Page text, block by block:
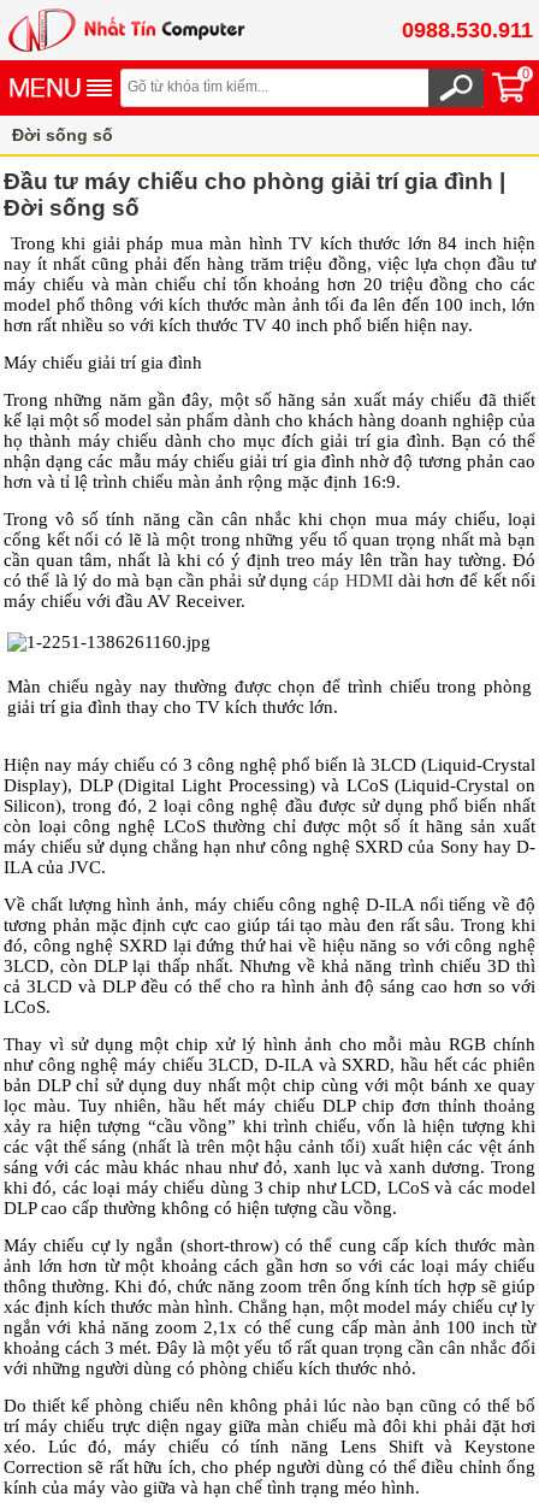
0988.530.911
0
Đời sống số
Đầu tư máy chiếu cho phòng giải trí gia đình |
Đời sống số
Trong khi giải pháp mua màn hình TV kích thước lớn 84 inch hiện
nay ít nhất cũng phải đến hàng trăm triệu đồng, việc lựa chọn đầu tư
máy chiếu và màn chiếu chỉ tốn khoảng hơn 20 triệu đồng cho các
model phổ thông với kích thước màn ảnh tối đa lên đến 100 inch, lớn
hơn rất nhiều so với kích thước TV 40 inch phổ biến hiện nay.
Máy chiếu giải trí gia đình
Trong những năm gần đây, một số hãng sản xuất máy chiếu đã thiết
kế lại một số model sản phẩm dành cho khách hàng doanh nghiệp của
họ thành máy chiếu dành cho mục đích giải trí gia đình. Bạn có thể
nhận dạng các mẫu máy chiếu giải trí gia đình nhờ độ tương phản cao
hơn và tỉ lệ trình chiếu màn ảnh rộng mặc định 16:9.
Trong vô số tính năng cần cân nhắc khi chọn mua máy chiếu, loại
cổng kết nối có lẽ là một trong những yếu tố quan trọng nhất mà bạn
cần quan tâm, nhất là khi có ý định treo máy lên trần hay tường. Đó
có thể là lý do mà bạn cần phải sử dụngcáp HDMIdài hơn để kết nối
máy chiếu với đầu AV Receiver.
Màn chiếu ngày nay thường được chọn để trình chiếu trong phòng
giải trí gia đình thay cho TV kích thước lớn.
Hiện nay máy chiếu có 3 công nghệ phổ biến là 3LCD (Liquid-Crystal
Display), DLP (Digital Light Processing) và LCoS (Liquid-Crystal on
Silicon), trong đó, 2 loại công nghệ đầu được sử dụng phổ biến nhất
còn loại công nghệ LCoS thường chỉ được một số ít hãng sản xuất
máy chiếu sử dụng chẳng hạn như công nghệ SXRD của Sony hay D-
ILA của JVC.
Về chất lượng hình ảnh, máy chiếu công nghệ D-ILA nổi tiếng về độ
tương phản mặc định cực cao giúp tái tạo màu đen rất sâu. Trong khi
đó, công nghệ SXRD lại đứng thứ hai về hiệu năng so với công nghệ
3LCD, còn DLP lại thấp nhất. Nhưng về khả năng trình chiếu 3D thì
cả 3LCD và DLP đều có thể cho ra hình ảnh độ sáng cao hơn so với
LCoS.
Thay vì sử dụng một chip xử lý hình ảnh cho mỗi màu RGB chính
như công nghệ máy chiếu 3LCD, D-ILA và SXRD, hầu hết các phiên
bản DLP chỉ sử dụng duy nhất một chip cùng với một bánh xe quay
lọc màu. Tuy nhiên, hầu hết máy chiếu DLP chip đơn thỉnh thoảng
xảy ra hiện tượng “cầu vồng” khi trình chiếu, vốn là hiện tượng khi
các vật thể sáng (nhất là trên một hậu cảnh tối) xuất hiện các vệt ánh
sáng với các màu khác nhau như đỏ, xanh lục và xanh dương. Trong
khi đó, các loại máy chiếu dùng 3 chip như LCD, LCoS và các model
DLP cao cấp thường không có hiện tượng cầu vồng.
Máy chiếu cự ly ngắn (short-throw) có thể cung cấp kích thước màn
ảnh lớn hơn từ một khoảng cách gần hơn so với các loại máy chiếu
thông thường. Khi đó, chức năng zoom trên ống kính tích hợp sẽ giúp
xác định kích thước màn hình. Chẳng hạn, một model máy chiếu cự ly
ngắn với khả năng zoom 2,1x có thể cung cấp màn ảnh 100 inch từ
khoảng cách 3 mét. Đây là một yếu tố rất quan trọng cần cân nhắc đối
với những người dùng có phòng chiếu kích thước nhỏ.
Do thiết kế phòng chiếu nên không phải lúc nào bạn cũng có thể bố
trí máy chiếu trực diện ngay giữa màn chiếu mà đôi khi phải đặt hơi
xéo. Lúc đó, máy chiếu có tính năng Lens Shift và Keystone
Correction sẽ rất hữu ích, cho phép người dùng có thể điều chỉnh ống
kính của máy vào giữa và hạn chế tình trạng méo hình.